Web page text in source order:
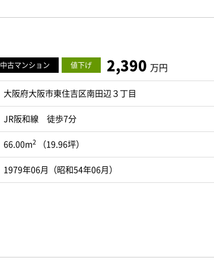
中古マンション 値下げ 2,390 万円
大阪府大阪市東住吉区南田辺３丁目
JR阪和線 徒歩7分
66.00m2 （19.96坪）
1979年06月（昭和54年06月）